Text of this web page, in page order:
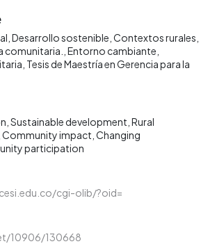
Desarrollo sostenible Contextos rurales
comunitaria.
Entorno cambiante
Tesis de Maestría en Gerencia para la
Sustainable development Rural
Community impact Changing
participation
cgi-olib/?oid=
10906/130668